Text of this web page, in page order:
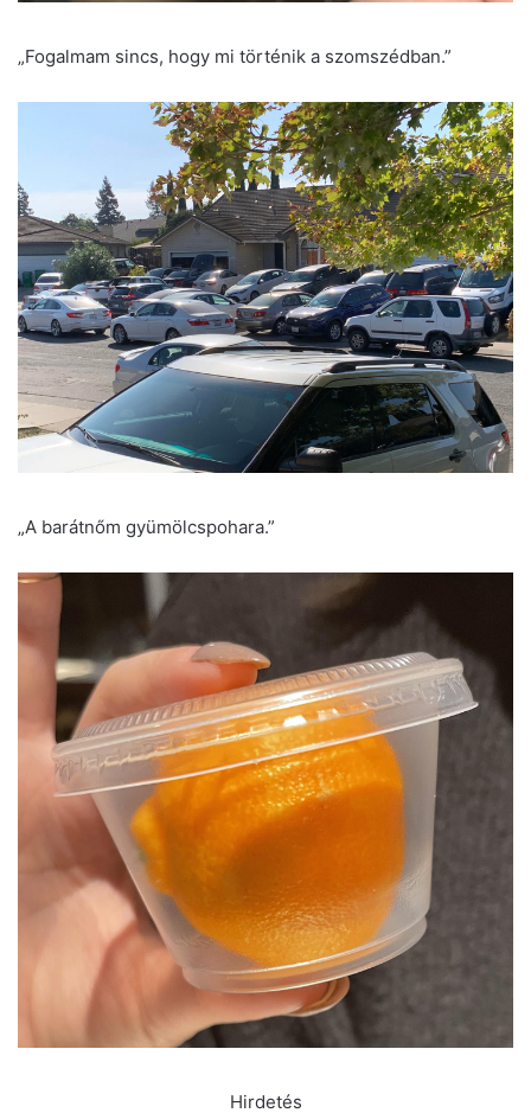
„Fogalmam sincs, hogy mi történik a szomszédban.”
„A barátnőm gyümölcspohara.”
Hirdetés